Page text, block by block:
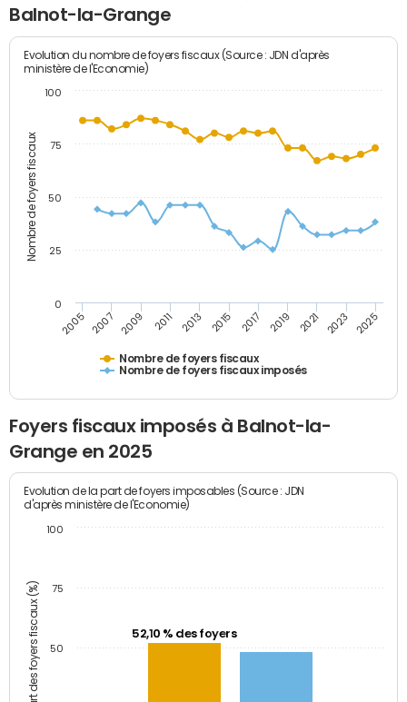
Balnot-la-Grange
Nombre de foyers fiscaux
Evolution du nombre de foyers fiscaux (Source : JDN d'après
ministère de l'Economie)
Nombre de foyers fiscaux
Nombre de foyers fiscaux imposés
2005 2007 2009 2011 2013 2015 2017 2019 2021 2023 2025
0
25
50
75
100
Foyers fiscaux imposés à Balnot-la-
Grange en 2025
Part des foyers fiscaux (%)
Evolution de la part de foyers imposables (Source : JDN
d'après ministère de l'Economie)
52,10 % des foyers
50
75
100